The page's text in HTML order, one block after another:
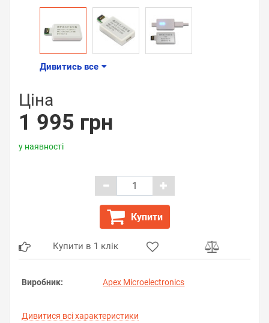
Дивитись все
Ціна
1 995 грн
у наявності
Купити
Купити в 1 клік
Виробник: Apex Microelectronics
Дивитися всі характеристики